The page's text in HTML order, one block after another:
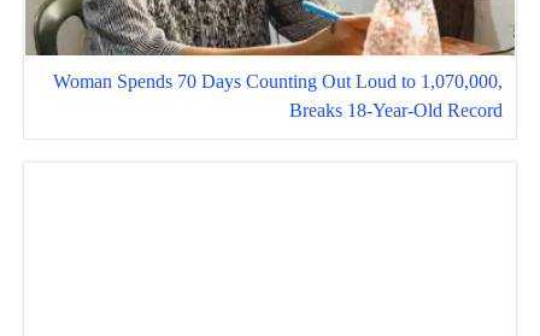
Woman Spends 70 Days Counting Out Loud to 1,070,000,
Breaks 18-Year-Old Record